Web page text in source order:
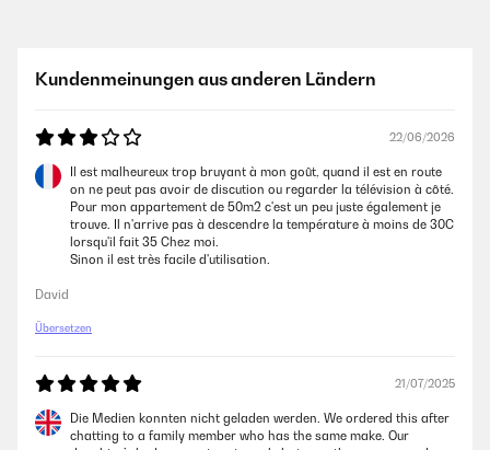
bewegen
Wassertank zu leeren sind entweder zu tief um eine schale drunter zu
liegen und der zweite ist zu hoch und direkt über das Stromkabel
Für denn preis denn ich es gekauft habe (236 Euro) sehr zufrieden mit
das gerät
Das Teil ist super. Preis Top. Aber: Benutzerhandbuch ist der absolute
eigenständig überprüft
Kundenmeinungen aus anderen Ländern
22/06/2026
Il est malheureux trop bruyant à mon goût, quand il est en route
on ne peut pas avoir de discution ou regarder la télévision à côté.
Pour mon appartement de 50m2 c'est un peu juste également je
trouve. Il n'arrive pas à descendre la température à moins de 30C
lorsqu'il fait 35 Chez moi.
Sinon il est très facile d'utilisation.
David
Übersetzen
21/07/2025
Die Medien konnten nicht geladen werden. We ordered this after
chatting to a family member who has the same make. Our